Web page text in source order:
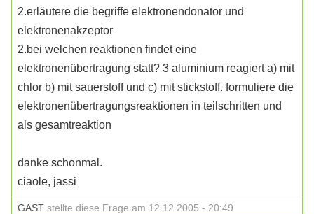
2.erläutere die begriffe elektronendonator und
elektronenakzeptor
2.bei welchen reaktionen findet eine
elektronenübertragung statt? 3 aluminium reagiert a) mit
chlor b) mit sauerstoff und c) mit stickstoff. formuliere die
elektronenübertragungsreaktionen in teilschritten und
als gesamtreaktion
danke schonmal.
ciaole, jassi
GAST stellte diese Frage am 12.12.2005 - 20:49